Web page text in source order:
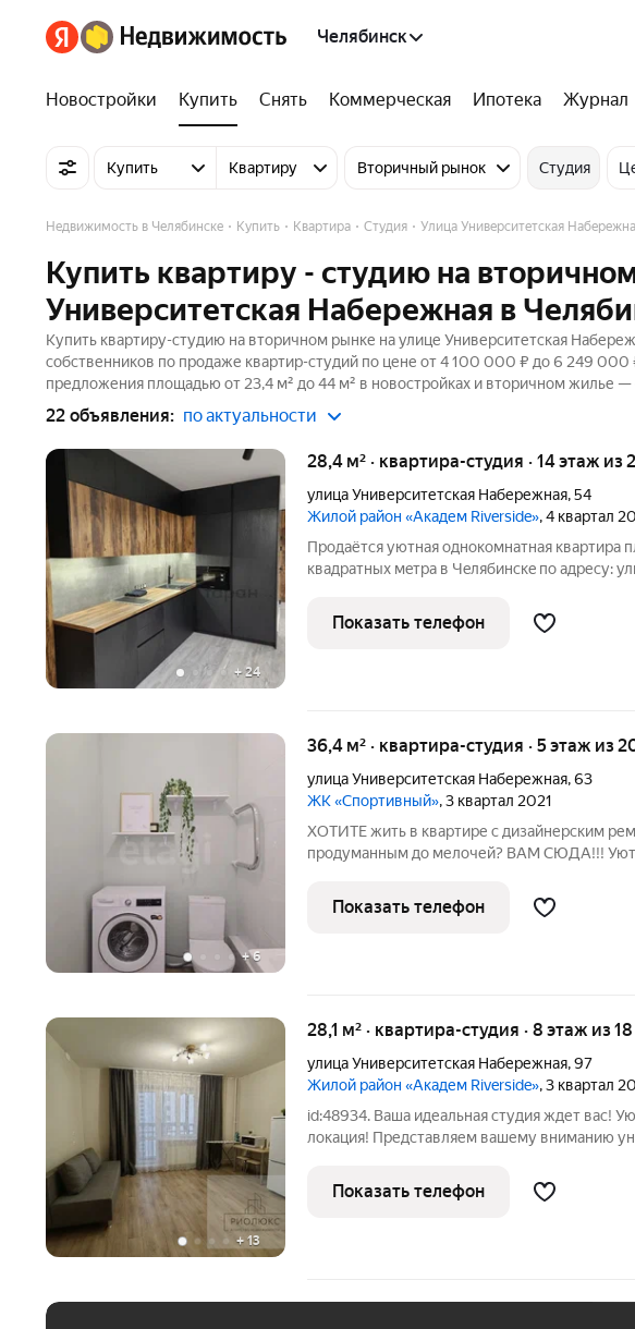
Челябинск
Новостройки Купить Снять Коммерческая Ипотека Журнал
Купить Квартиру Вторичный рынок Студия
Недвижимость в Челябинске Купить Квартира Студия Улица Университетская
Купить квартиру - студию на
Университетская Набережная в
Купить квартиру-студию на вторичном рынке на улице Университетская
собственников по продаже квартир-студий по цене от 4 100 000 ₽ до 6 249
предложения площадью от 23,4 м² до 44 м² в новостройках и вторичном жилье —
22 объявления: по актуальности
+24
28,4 м² · квартира-студия · 14 этаж из
улица Университетская Набережная,54
Жилой район «Академ Riverside», 4 квартал
Прoдaётcя уютная однокoмнатная квартиpа
квадратныx мeтра в Чeлябинcкe пo aдpесу:
кирпичнoгo дома новой пocтpойки (2021 гoд),
этaжей. Нaпpoтив
Показать телефон
+6
36,4 м² · квартира-студия · 5 этаж из
улица Университетская Набережная,63
ЖК «Спортивный», 3 квартал 2021
ХОТИТЕ жить в квартире с дизайнерским
продуманным до мелочей? ВАМ СЮДА!!!
духовой шкаф, холодильник, стиральная
заезжайте и живите. В коридоре и
Показать телефон
+ 13
28,1 м² · квартира-студия · 8 этаж из 18
улица Университетская Набережная,97
Жилой район «Академ Riverside», 3 квартал
id:48934. Ваша идеальная студия ждет вас!
локация! Представляем вашему вниманию
расположенной в одном из самых
комплексов нашего
Показать телефон